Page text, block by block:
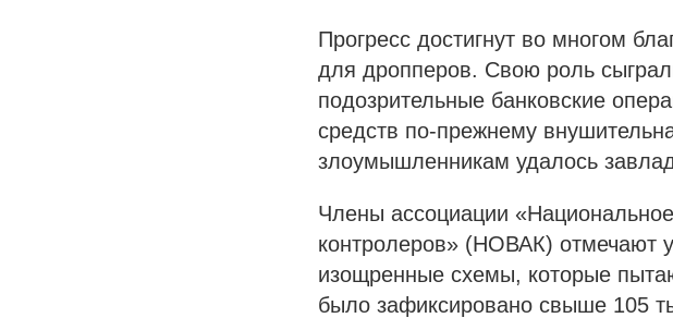
Прогресс достигнут во многом
для дропперов. Свою роль
подозрительные банковские
средств по-прежнему
злоумышленникам удалось
Члены ассоциации
контролеров» (НОВАК) отмечают
изощренные схемы, которые
было зафиксировано свыше 105